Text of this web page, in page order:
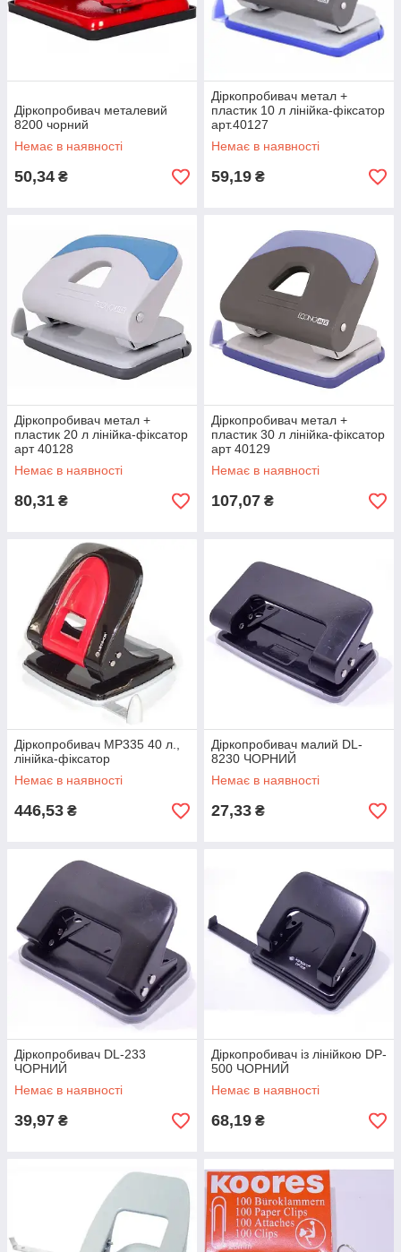
Діркопробивач металевий
8200 чорний
Немає в наявності
50,34 ₴
Діркопробивач метал +
пластик 10 л лінійка-фіксатор
арт.40127
Немає в наявності
59,19 ₴
Діркопробивач метал +
пластик 20 л лінійка-фіксатор
арт 40128
Немає в наявності
80,31 ₴
Діркопробивач метал +
пластик 30 л лінійка-фіксатор
арт 40129
Немає в наявності
107,07 ₴
Діркопробивач MP335 40 л.,
лінійка-фіксатор
Немає в наявності
446,53 ₴
Діркопробивач малий DL-
8230 ЧОРНИЙ
Немає в наявності
27,33 ₴
Діркопробивач DL-233
ЧОРНИЙ
Немає в наявності
39,97 ₴
Діркопробивач із лінійкою DP-
500 ЧОРНИЙ
Немає в наявності
68,19 ₴